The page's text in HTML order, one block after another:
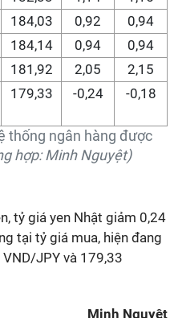
thống ngân hàng được
hợp: Minh Nguyệt)
184,03 0,92
0,94
184,14 0,94
0,94
181,92 2,05
2,15
179,33 -0,24 -0,18
tỷ giá yen Nhật giảm 0,24
tại tỷ giá mua, hiện đang
JPY và 179,33
Minh Nguyệt